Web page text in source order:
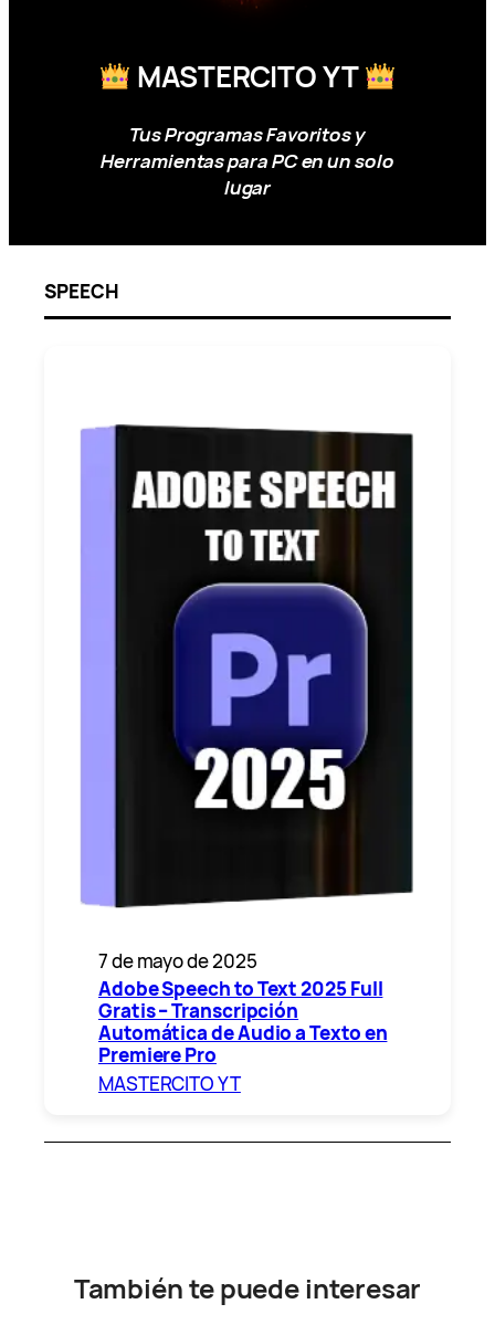
MASTERCITO YT
Tus Programas Favoritos y
Herramientas para PC en un solo
lugar
SPEECH
7 de mayo de 2025
Adobe Speech to Text 2025 Full
Gratis – Transcripción
Automática de Audio a Texto en
Premiere Pro
MASTERCITO YT
También te puede interesar